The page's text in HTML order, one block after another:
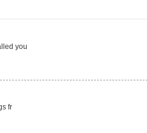
you
fr